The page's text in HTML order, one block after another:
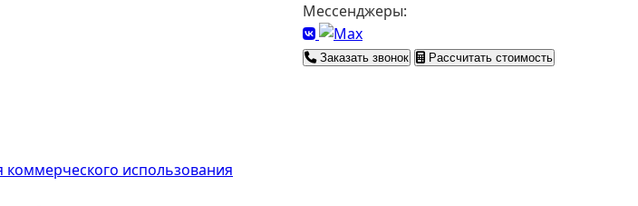
Мессенджеры:
Заказать звонок
Рассчитать стоимость
коммерческого использования